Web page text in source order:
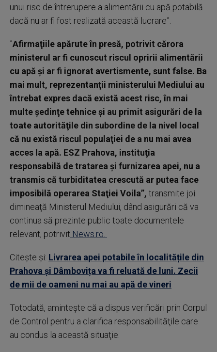
unui risc de întrerupere a alimentării cu apă potabilă
dacă nu ar fi fost realizată această lucrare”.
”Afirmaţiile apărute în presă, potrivit cărora
ministerul ar fi cunoscut riscul opririi alimentării
cu apă şi ar fi ignorat avertismente, sunt false. Ba
mai mult, reprezentanţii ministerului Mediului au
întrebat expres dacă există acest risc, în mai
multe şedinţe tehnice şi au primit asigurări de la
toate autorităţile din subordine de la nivel local
că nu există riscul populaţiei de a nu mai avea
acces la apă. ESZ Prahova, instituţia
responsabilă de tratarea şi furnizarea apei, nu a
transmis că turbiditatea crescută ar putea face
imposibilă operarea Staţiei Voila”, transmite joi
dimineaţă Ministerul Mediului, dând asigurări că va
continua să prezinte public toate documentele
relevant, potrivit News.ro.
Citește și: Livrarea apei potabile în localitățile din
Prahova și Dâmbovița va fi reluată de luni. Zecii
de mii de oameni nu mai au apă de vineri
Totodată, aminteşte că a dispus verificări prin Corpul
de Control pentru a clarifica responsabilităţile care
au condus la această situaţie.